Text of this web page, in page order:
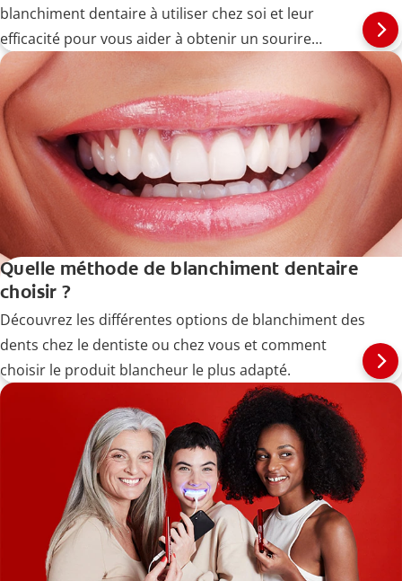
blanchiment dentaire à utiliser chez soi et leur
efficacité pour vous aider à obtenir un sourire
éclatant.
Quelle méthode de blanchiment dentaire
choisir ?
Découvrez les différentes options de blanchiment des
dents chez le dentiste ou chez vous et comment
choisir le produit blancheur le plus adapté.